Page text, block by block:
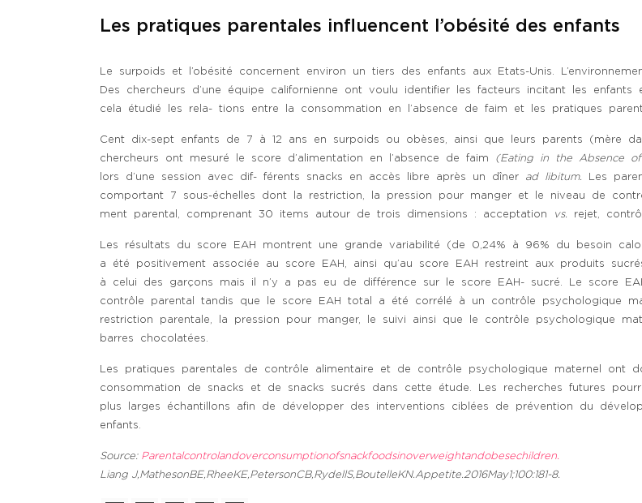
Les pratiques parentales influencent l’obésité des enfants
Le surpoids et l’obésité concernent environ un tiers des enfants aux Etats-Unis.
Des chercheurs d’une équipe californienne ont voulu identifier les facteurs incitant les
cela étudié les rela- tions entre la consommation en l’absence de faim et les pratiques
Cent dix-sept enfants de 7 à 12 ans en surpoids ou obèses, ainsi que leurs parents (mère
chercheurs ont mesuré le score d’alimentation en l’absence de faim (Eating in the Absence
lors d’une session avec dif- férents snacks en accès libre après un dîner ad libitum.
Les
comportant 7 sous-échelles dont la restriction, la pression pour manger et le niveau de
ment parental, comprenant 30 items autour de trois dimensions : acceptation
vs. rejet,
Les résultats du score EAH montrent une grande variabilité (de 0,24% à 96% du besoin
a été positivement associée au score EAH, ainsi qu’au score EAH restreint aux produits
à celui des garçons mais il n’y a pas eu de différence sur le score EAH- sucré. Le score
contrôle parental tandis que le score EAH total a été corrélé à un contrôle psychologique
restriction parentale, la pression pour manger, le suivi ainsi que le contrôle psychologique
barres chocolatées.
Les pratiques parentales de contrôle alimentaire et de contrôle psychologique maternel ont
consommation de snacks et de snacks sucrés dans cette étude. Les recherches futures
plus larges échantillons afin de développer des interventions ciblées de prévention du
enfants.
Source: Parentalcontrolandoverconsumptionofsnackfoodsinoverweightandobesechildren.
Liang J,MathesonBE,RheeKE,PetersonCB,RydellS,BoutelleKN.Appetite.2016May1;100:181-8.